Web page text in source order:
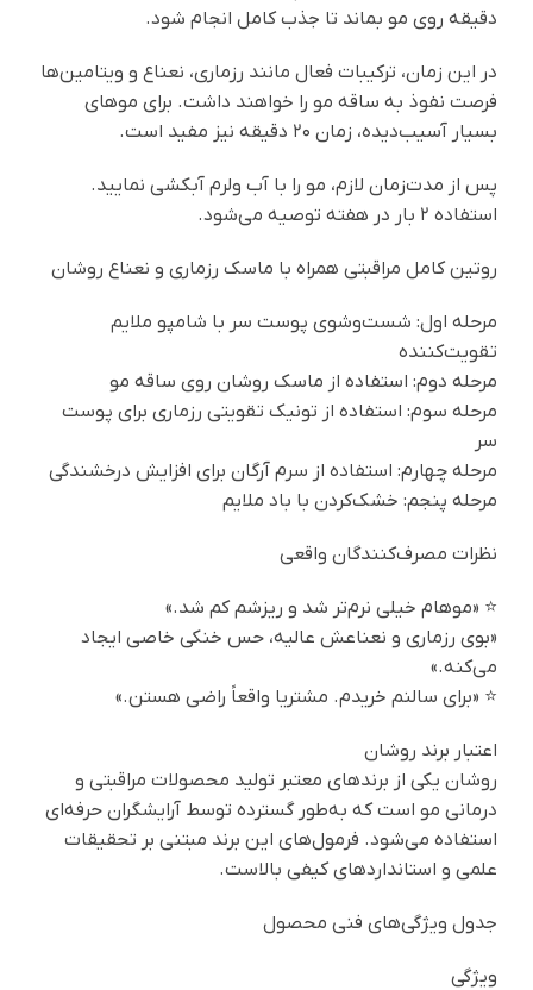
دقیقه روی مو بماند تا جذب کامل انجام شود.
در این زمان، ترکیبات فعال مانند رزماری، نعناع و ویتامین‌ها
فرصت نفوذ به ساقه مو را خواهند داشت. برای موهای
بسیار آسیب‌دیده، زمان ۲۰ دقیقه نیز مفید است.
پس از مدت‌زمان لازم، مو را با آب ولرم آبکشی نمایید.
استفاده ۲ بار در هفته توصیه می‌شود.
روتین کامل مراقبتی همراه با ماسک رزماری و نعناع روشان
مرحله اول: شست‌وشوی پوست سر با شامپو ملایم
تقویت‌کننده
مرحله دوم: استفاده از ماسک روشان روی ساقه مو
مرحله سوم: استفاده از تونیک تقویتی رزماری برای پوست
سر
مرحله چهارم: استفاده از سرم آرگان برای افزایش درخشندگی
مرحله پنجم: خشک‌کردن با باد ملایم
نظرات مصرف‌کنندگان واقعی
⭐ «موهام خیلی نرم‌تر شد و ریزشم کم شد.»
«بوی رزماری و نعناعش عالیه، حس خنکی خاصی ایجاد
می‌کنه.»
⭐ «برای سالنم خریدم. مشتریا واقعاً راضی هستن.»
اعتبار برند روشان
روشان یکی از برندهای معتبر تولید محصولات مراقبتی و
درمانی مو است که به‌طور گسترده توسط آرایشگران حرفه‌ای
استفاده می‌شود. فرمول‌های این برند مبتنی بر تحقیقات
علمی و استانداردهای کیفی بالاست.
جدول ویژگی‌های فنی محصول
ویژگی